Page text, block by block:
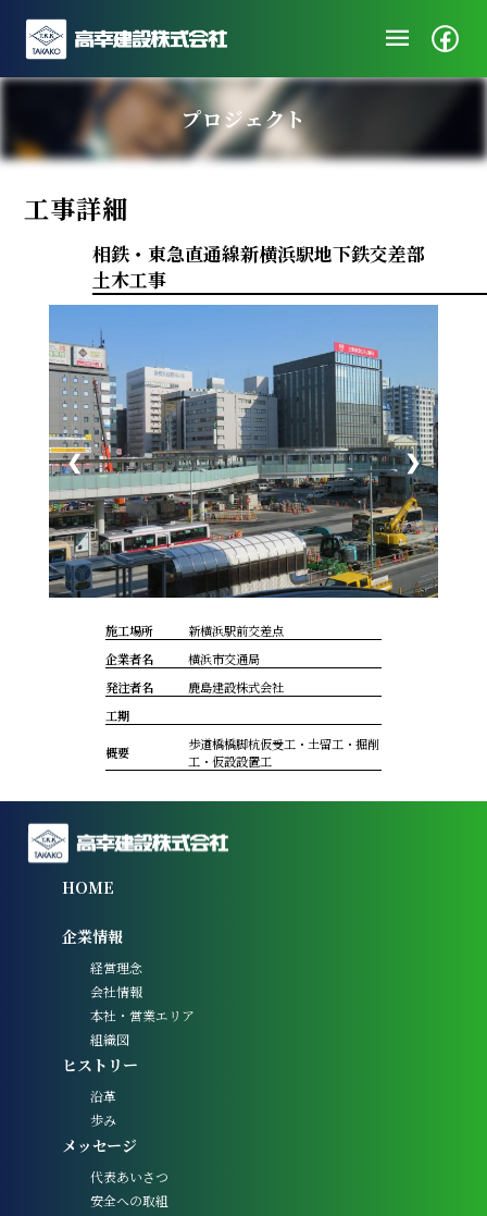
menu
企業情報
ニュース
採用/エントリー
プロジェクト
工事詳細
相鉄・東急直通線新横浜駅地下鉄交差部
土木工事
❮ ❯
施工場所
新横浜駅前交差点
企業者名
横浜市交通局
発注者名
鹿島建設株式会社
工期
概要
歩道橋橋脚杭仮受工・土留工・掘削
工・仮設設置工
HOME
企業情報
経営理念
会社情報
本社・営業エリア
組織図
ヒストリー
沿革
歩み
メッセージ
代表あいさつ
安全への取組